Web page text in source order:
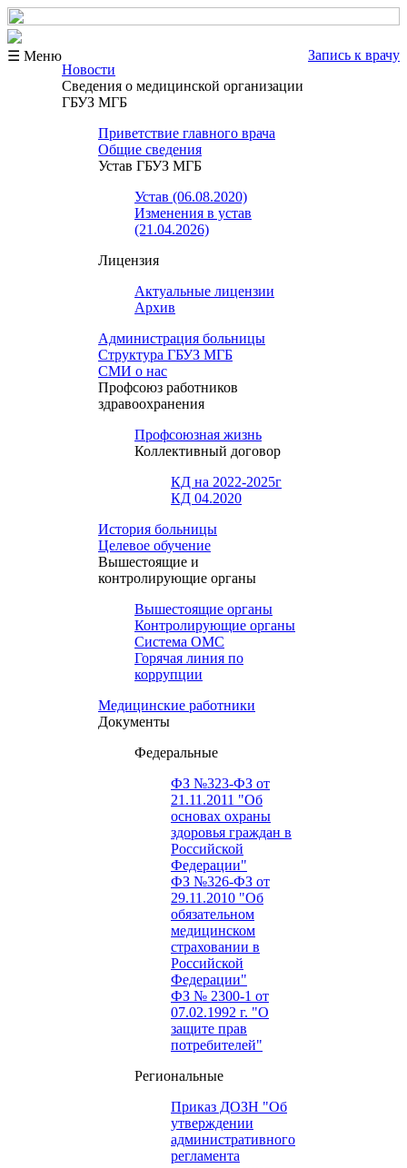
☰ Меню
Запись к врачу
Новости
Сведения о медицинской организации
ГБУЗ МГБ
Приветствие главного врача
Общие сведения
Устав ГБУЗ МГБ
Устав (06.08.2020)
Изменения в устав
(21.04.2026)
Лицензия
Актуальные лицензии
Архив
Администрация больницы
Структура ГБУЗ МГБ
СМИ о нас
Профсоюз работников
здравоохранения
Профсоюзная жизнь
Коллективный договор
КД на 2022-2025г
КД 04.2020
История больницы
Целевое обучение
Вышестоящие и
контролирующие органы
Вышестоящие органы
Контролирующие органы
Система ОМС
Горячая линия по
коррупции
Медицинские работники
Документы
Федеральные
ФЗ №323-ФЗ от
21.11.2011 "Об
основах охраны
здоровья граждан в
Российской
Федерации"
ФЗ №326-ФЗ от
29.11.2010 "Об
обязательном
медицинском
страховании в
Российской
Федерации"
ФЗ № 2300-1 от
07.02.1992 г. "О
защите прав
потребителей"
Региональные
Приказ ДОЗН "Об
утверждении
административного
регламента